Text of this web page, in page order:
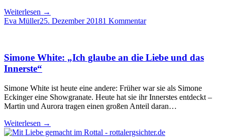
Weiterlesen →
Eva Müller25. Dezember 20181 Kommentar
Simone White: „Ich glaube an die Liebe und das
Innerste“
Simone White ist heute eine andere: Früher war sie als Simone
Eckinger eine Showgranate. Heute hat sie ihr Innerstes entdeckt –
Martin und Aurora tragen einen großen Anteil daran…
Weiterlesen →